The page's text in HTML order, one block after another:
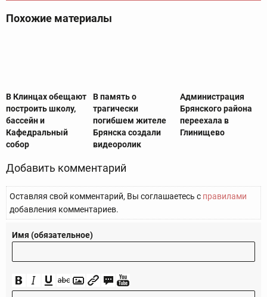
Похожие материалы
В Клинцах обещают
построить школу,
бассейн и
Кафедральный
собор
В память о
трагически
погибшем жителе
Брянска создали
видеоролик
Администрация
Брянского района
переехала в
Глинищево
Добавить комментарий
Оставляя свой комментарий, Вы соглашаетесь с правилами
добавления комментариев.
Имя (обязательное)